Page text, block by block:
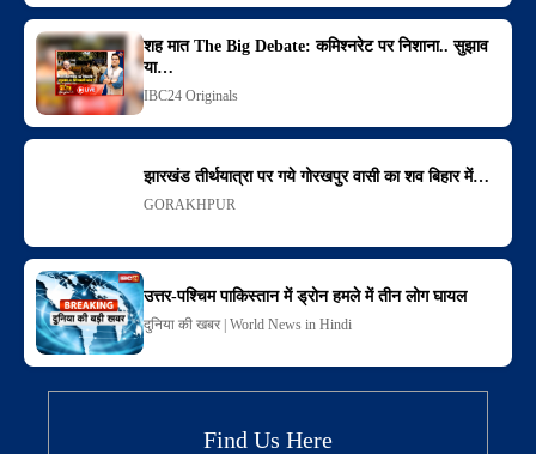
शह मात The Big Debate: कमिश्नरेट पर निशाना.. सुझाव
या…
IBC24 Originals
झारखंड तीर्थयात्रा पर गये गोरखपुर वासी का शव बिहार में…
GORAKHPUR
उत्तर-पश्चिम पाकिस्तान में ड्रोन हमले में तीन लोग घायल
दुनिया की खबर | World News in Hindi
Find Us Here